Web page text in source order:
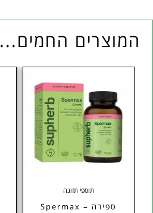
המוצרים החמים...
תוספי תזונה
ספירה – Spermax